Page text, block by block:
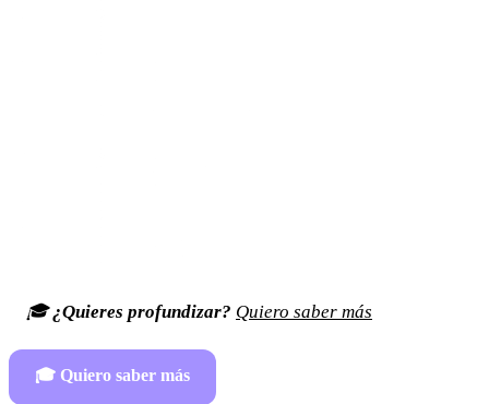
🎓¿Quieres profundizar? Quiero saber más
🎓 Quiero saber más